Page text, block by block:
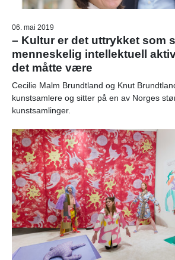
06. mai 2019
– Kultur er det uttrykket som
menneskelig intellektuell
det måtte være
Cecilie Malm Brundtland og Knut
kunstsamlere og sitter på en av Norges
kunstsamlinger.